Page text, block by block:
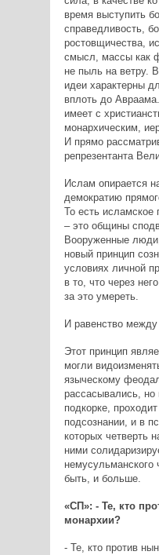
время выступить
справедливость,
ростовщичества,
смысл, массы как
не пыль на ветру.
идеи характерны
вплоть до
имеет с
монархическим,
И прямо
репрезентанта
Ислам опирается
демократию
То есть исламское
– это общины
Вооруженные
новый принцип
условиях личной
в то, что через
за это умереть.
И равенство между
Этот принцип
могли
языческому
рассасывались, но
подкорке,
подсознании, и в
которых четверть
ними
быть, и больше.
«СП»: - Те, кто
монархии?
- Те, кто против